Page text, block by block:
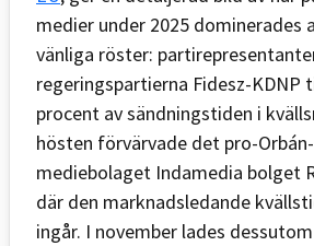
medier under 2025 dominerades
vänliga röster:
regeringspartierna Fidesz-KDNP
procent av sändningstiden i
hösten förvärvade det pro-
mediebolaget Indamedia bolget
där den marknadsledande
ingår. I november lades